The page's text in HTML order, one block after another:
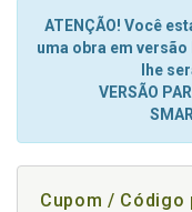
ATENÇÃO! Você
uma obra em
lhe
VERSÃO
Cupom / Código